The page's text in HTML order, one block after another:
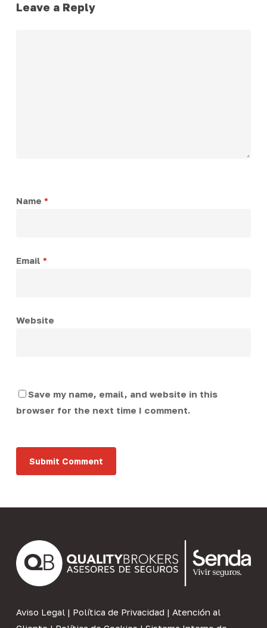
Leave a Reply
Name *
Email *
Website
Save my name, email, and website in this
browser for the next time I comment.
Aviso Legal| Política de Privacidad | Atención al